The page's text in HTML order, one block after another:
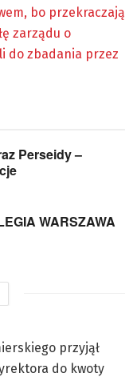
bo przekraczają
zarządu o
do zbadania przez
Perseidy –
WARSZAWA
przyjął
do kwoty